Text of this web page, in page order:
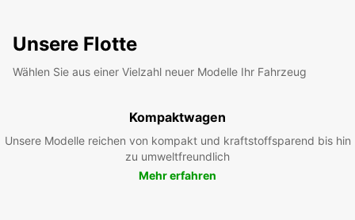
Unsere Flotte
Wählen Sie aus einer Vielzahl neuer Modelle Ihr Fahrzeug
Kompaktwagen
Unsere Modelle reichen von kompakt und kraftstoffsparend bis hin
zu umweltfreundlich
Mehr erfahren